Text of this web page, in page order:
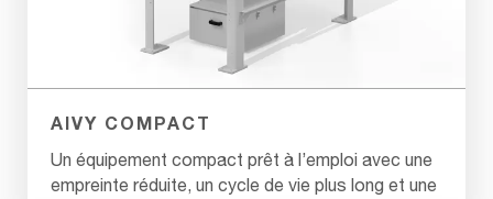
AIVY COMPACT
Un équipement compact prêt à l’emploi avec une
empreinte réduite, un cycle de vie plus long et une